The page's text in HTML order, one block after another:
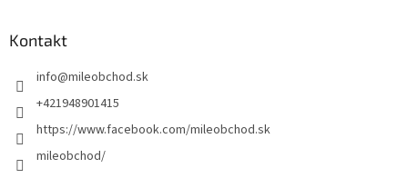
Kontakt
info@mileobchod.sk
+421948901415
https://www.facebook.com/mileobchod.sk
mileobchod/